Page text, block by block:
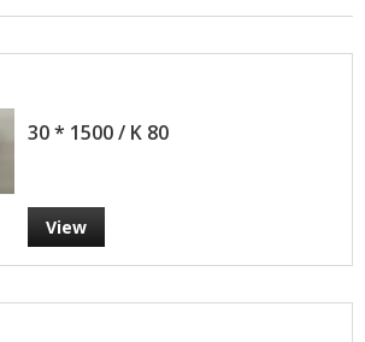
30 * 1500 / K 80
View